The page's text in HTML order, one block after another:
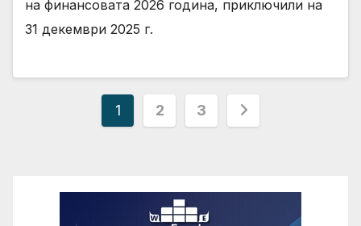
на финансовата 2026 година, приключили на
31 декември 2025 г.
Разделяне
1 2 3